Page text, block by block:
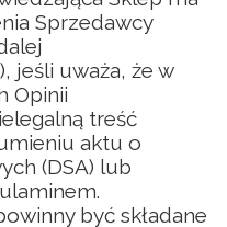
Sprzedawcy
jeśli uważa, że w
Opinii
treść
aktu o
(DSA) lub
być składane